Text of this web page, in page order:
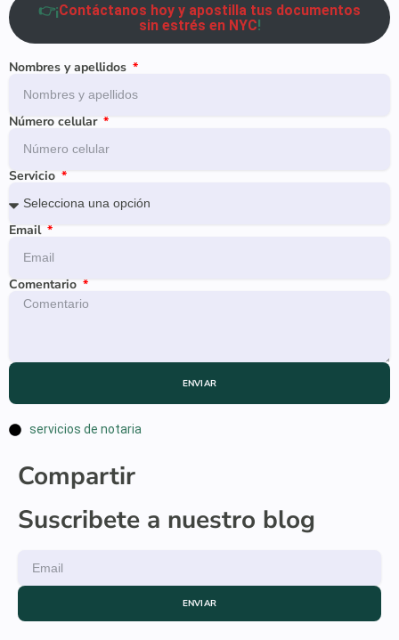
👉¡Contáctanos hoy y apostilla tus documentos
sin estrés en NYC!
Nombres y apellidos
Número celular
Servicio
Email
Comentario
ENVIAR
servicios de notaria
Compartir
Suscribete a nuestro blog
ENVIAR